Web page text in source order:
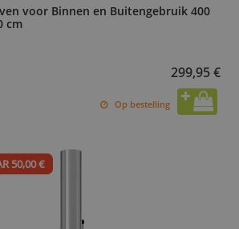
voor Binnen en Buitengebruik 400
cm
299,95 €
Op bestelling
50,00 €